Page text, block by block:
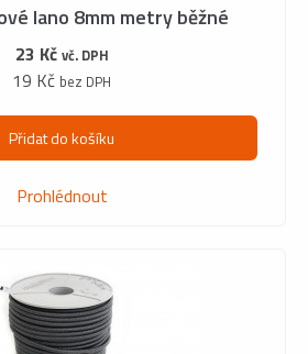
lano 8mm metry běžné
23 Kč vč. DPH
19 Kč bez DPH
Přidat do košíku
Prohlédnout